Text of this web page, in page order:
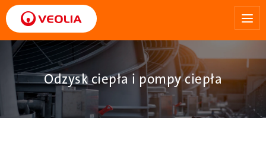
Przejdź
do
treści
Odzysk ciepła i pompy ciepła